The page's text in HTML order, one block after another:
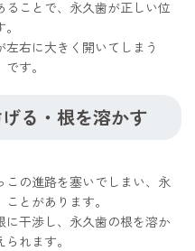
ことで、永久歯が正しい位
右に大きく開いてしまう
す。
る・根を溶かす
の進路を塞いでしまい、永
とがあります。
に干渉し、永久歯の根を溶か
れます。